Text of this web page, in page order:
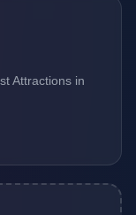
Attractions in